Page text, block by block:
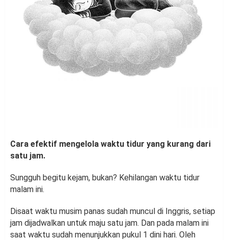
Cara efektif mengelola waktu tidur yang kurang dari
satu jam.
Sungguh begitu kejam, bukan? Kehilangan waktu tidur
malam ini.
Disaat waktu musim panas sudah muncul di Inggris, setiap
jam dijadwalkan untuk maju satu jam. Dan pada malam ini
saat waktu sudah menunjukkan pukul 1 dini hari. Oleh